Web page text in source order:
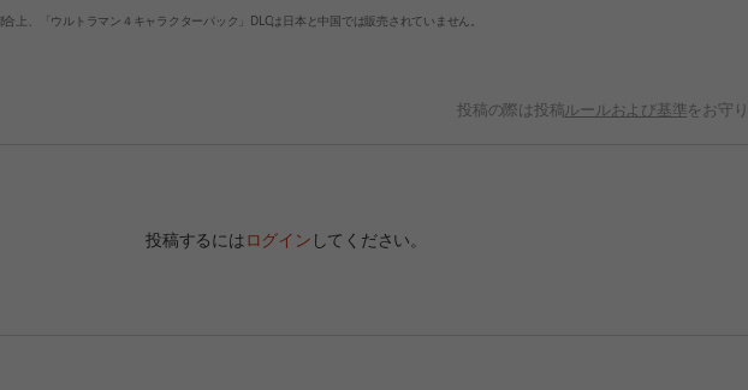
上、「ウルトラマン４キャラクターパック」DLCは日本と中国では販売されていません。
投稿の際は投稿ルールおよび基準をお守
投稿するにはログイン してください。